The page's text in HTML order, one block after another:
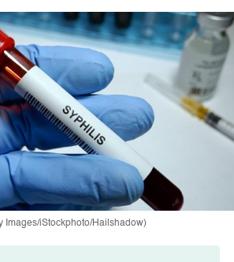
Images/iStockphoto/Hailshadow)